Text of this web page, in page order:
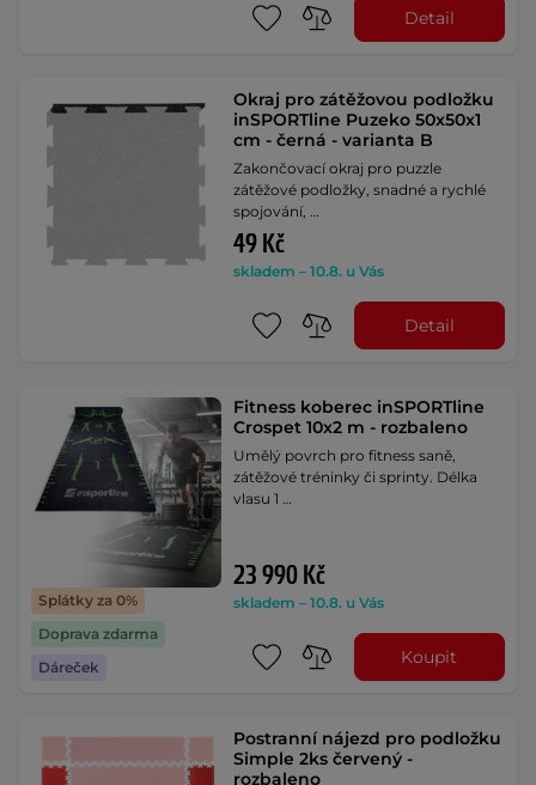
Detail
Okraj pro zátěžovou podložku
inSPORTline Puzeko 50x50x1
cm - černá - varianta B
Zakončovací okraj pro puzzle
zátěžové podložky, snadné a rychlé
spojování, …
49 Kč
skladem – 10.8. u Vás
Detail
Splátky za 0%
Doprava zdarma
Dáreček
Fitness koberec inSPORTline
Crospet 10x2 m - rozbaleno
Umělý povrch pro fitness saně,
zátěžové tréninky či sprinty. Délka
vlasu 1 …
23 990 Kč
skladem – 10.8. u Vás
Koupit
Postranní nájezd pro podložku
Simple 2ks červený -
rozbaleno